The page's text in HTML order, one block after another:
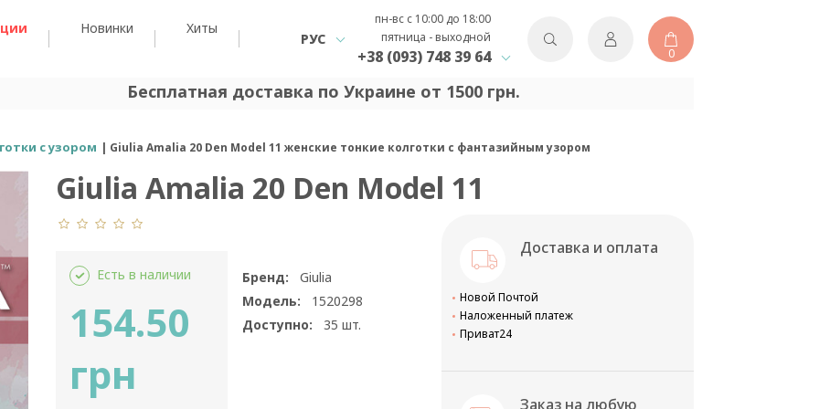
Новинки Хиты
РУС
пн-вс с 10:00 до 18:00
пятница - выходной
+38 (093) 748 39 64 0
Бесплатная доставка по Украине от 1500 грн.
с узором Giulia Amalia 20 Den Model 11 женские тонкие колготки с фантазийным узором
Giulia Amalia 20 Den Model 11
Есть в наличии
154.50
грн
Бренд:
Giulia
Модель:
1520298
Доступно:
35 шт.
Доставка и оплата
Новой Почтой
Наложенный платеж
Приват24
Заказ на любую